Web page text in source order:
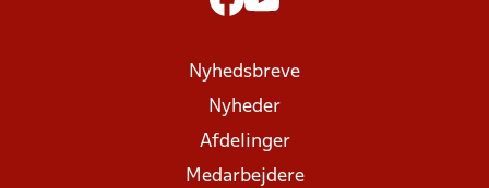
Nyhedsbreve
Nyheder
Afdelinger
Medarbejdere